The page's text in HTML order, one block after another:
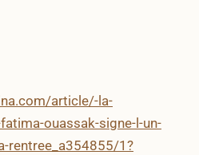
article/-la-
ouassak-signe-l-un-
rentree_a354855/1?